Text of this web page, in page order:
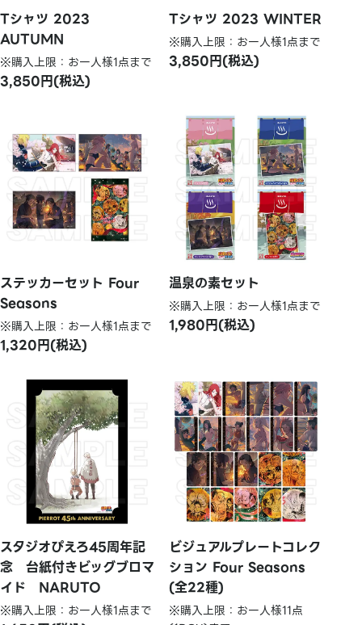
Tシャツ 2023
AUTUMN
※購入上限：お一人様1点まで
3,850円(税込)
Tシャツ 2023 WINTER
※購入上限：お一人様1点まで
3,850円(税込)
ステッカーセット Four
Seasons
※購入上限：お一人様1点まで
1,320円(税込)
温泉の素セット
※購入上限：お一人様1点まで
1,980円(税込)
スタジオぴえろ45周年記
念 台紙付きビッグブロマ
イド NARUTO
※購入上限：お一人様1点まで
ビジュアルプレートコレク
ション Four Seasons
(全22種)
※購入上限：お一人様11点